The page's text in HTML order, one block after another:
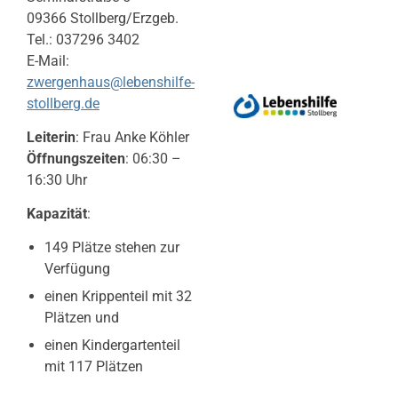
09366 Stollberg/Erzgeb.
Tel.: 037296 3402
E-Mail:
zwergenhaus@lebenshilfe-
stollberg.de
Leiterin: Frau Anke Köhler
Öffnungszeiten: 06:30 –
16:30 Uhr
Kapazität:
149 Plätze stehen zur
Verfügung
einen Krippenteil mit 32
Plätzen und
einen Kindergartenteil
mit 117 Plätzen